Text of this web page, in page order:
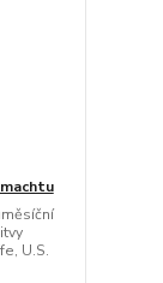
U.S.